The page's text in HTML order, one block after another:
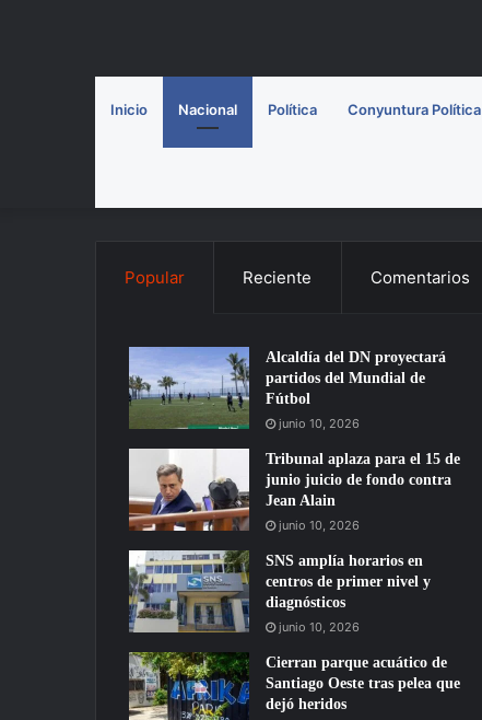
Inicio Nacional Política Conyuntura Política
Popular Reciente Comentarios
Alcaldía del DN proyectará
partidos del Mundial de
Fútbol
junio 10, 2026
Tribunal aplaza para el 15 de
junio juicio de fondo contra
Jean Alain
junio 10, 2026
SNS amplía horarios en
centros de primer nivel y
diagnósticos
junio 10, 2026
Cierran parque acuático de
Santiago Oeste tras pelea que
dejó heridos